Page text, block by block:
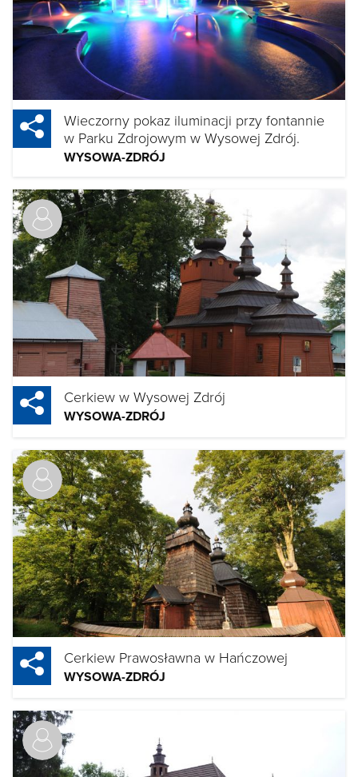
Wieczorny pokaz iluminacji przy fontannie
w Parku Zdrojowym w Wysowej Zdrój.
WYSOWA-ZDRÓJ
Cerkiew w Wysowej Zdrój
WYSOWA-ZDRÓJ
Cerkiew Prawosławna w Hańczowej
WYSOWA-ZDRÓJ